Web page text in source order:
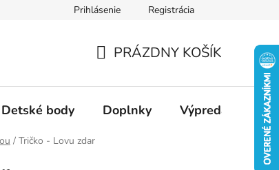
Veľkostné tabuľky Ako sa starať o textil
Prihlásenie Registrácia
KOŠÍK
PRÁZDNY KOŠÍK
Detské body Doplnky Výpredaj
/ Tričko - Lovu zdar